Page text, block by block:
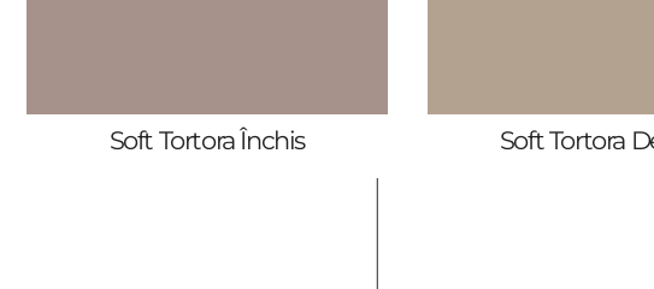
Soft Tortora Închis Soft Tortora